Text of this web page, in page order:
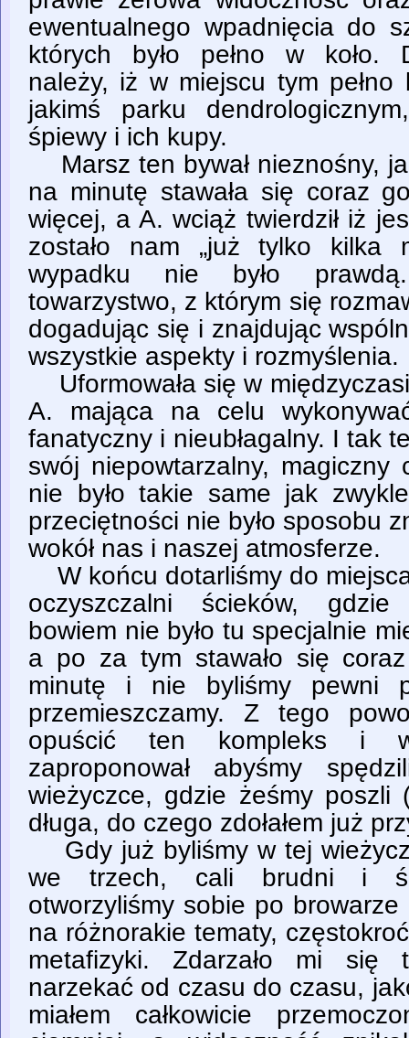
ewentualnego wpadnięcia do
których było pełno w koło.
należy, iż w miejscu tym pełno
jakimś parku
śpiewy i ich kupy.
Marsz ten bywał nieznośny,
na minutę stawała się coraz
więcej, a A. wciąż twierdził iż
zostało nam „już tylko kilka
wypadku nie było
towarzystwo, z którym się
dogadując się i znajdując
wszystkie aspekty i rozmyślenia.
Uformowała się w
A. mająca na celu
fanatyczny i nieubłagalny. I tak
swój niepowtarzalny, magiczny
nie było takie same jak
przeciętności nie było sposobu
wokół nas i naszej atmosferze.
W końcu dotarliśmy do
oczyszczalni ścieków, gdzie
bowiem nie było tu specjalnie
a po za tym stawało się
minutę i nie byliśmy pewni
przemieszczamy. Z tego
opuścić ten kompleks i
zaproponował abyśmy
wieżyczce, gdzie żeśmy poszli
długa, do czego zdołałem już
Gdy już byliśmy w tej
we trzech, cali brudni i
otworzyliśmy sobie po
na różnorakie tematy,
metafizyki. Zdarzało mi się
narzekać od czasu do czasu,
miałem całkowicie